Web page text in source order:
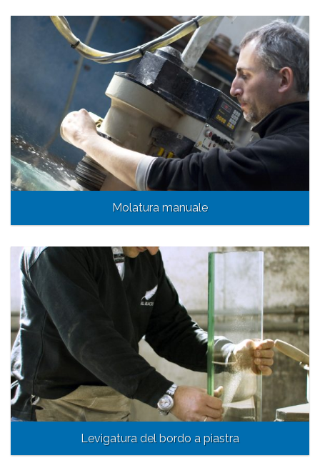
Molatura manuale
Levigatura del bordo a piastra